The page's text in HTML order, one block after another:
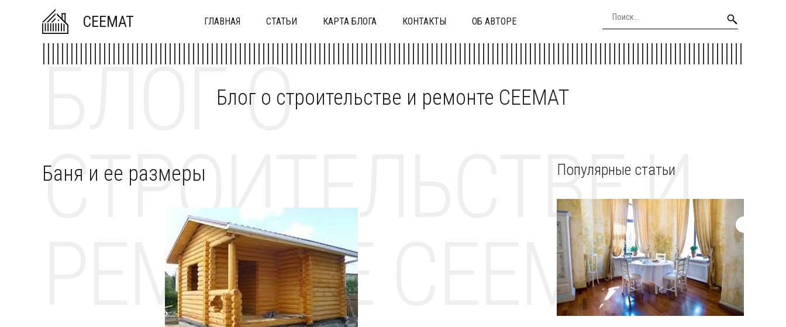
CEEMAT ГЛАВНАЯ СТАТЬИ КАРТА БЛОГА КОНТАКТЫ ОБ АВТОРЕ
Блог о строительстве и ремонте CEEMAT
БЛОГ О
СТРОИТЕЛЬСТВЕ И
РЕМОНТЕ CEEMAT
Баня и ее размеры Популярные статьи